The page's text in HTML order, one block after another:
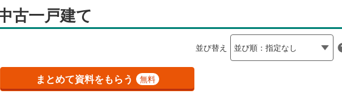
古一戸建て
並び替え
まとめて資料をもらう 無料
新潟
三重
大阪 兵庫
中川区(34)
守山区(28) 緑区(27)
ほ
豊橋市(181)
西山町(1)
平子町西(2) 緑町緑ケ丘(5)
白鳳町(1)
愛知環状鉄道
豊橋鉄道渥美線 (0)
名鉄名古屋本線(0) 名鉄豊川線(0)
名鉄三河線(0)
床暖房（0）
駐車場2台以上（30） ビルトインガレージ（0）
（16）
防犯カメラ（ 0）
検索条件を保存する
マイページ
お気に入りリストを見る
閉じる
お気に入りリストを見る
閉じる